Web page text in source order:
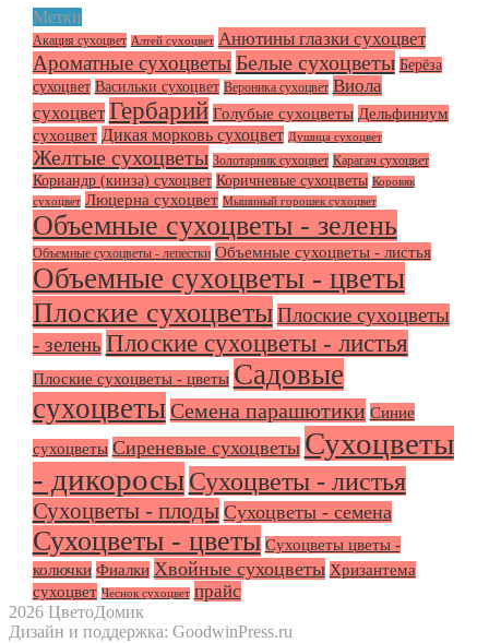
Метки
Акация сухоцвет Алтей сухоцвет Анютины глазки сухоцвет
Ароматные сухоцветы Белые сухоцветы Берёза
сухоцвет Васильки сухоцвет Вероника сухоцвет Виола
сухоцвет Гербарий Голубые сухоцветы Дельфиниум
сухоцвет Дикая морковь сухоцвет Душица сухоцвет
Желтые сухоцветы Золотарник сухоцвет Карагач сухоцвет
Кориандр (кинза) сухоцвет Коричневые сухоцветы Коровяк
сухоцвет Люцерна сухоцвет Мышиный горошек сухоцвет
Объемные сухоцветы - зелень
Объемные сухоцветы - лепестки Объемные сухоцветы - листья
Объемные сухоцветы - цветы
Плоские сухоцветы Плоские сухоцветы
- зелень Плоские сухоцветы - листья
Плоские сухоцветы - цветы Садовые
сухоцветы Семена парашютики Синие
сухоцветы Сиреневые сухоцветы Сухоцветы
- дикоросы Сухоцветы - листья
Сухоцветы - плоды Сухоцветы - семена
Сухоцветы - цветы Сухоцветы цветы -
колючки Фиалки Хвойные сухоцветы Хризантема
сухоцвет Чеснок сухоцвет прайс
2026 ЦветоДомик
Дизайн и поддержка: GoodwinPress.ru